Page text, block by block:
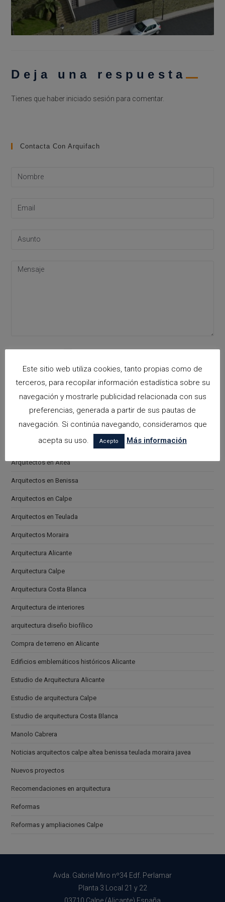
Deja una respuesta
Tienes que haber iniciado sesión para comentar.
Contacta Con Arquifach
arquitectora espacios biofilicos
Arquitectos en Alicante
Arquitectos en Altea
Arquitectos en Benissa
Arquitectos en Calpe
Arquitectos en Teulada
Arquitectos Moraira
Arquitectura Alicante
Arquitectura Calpe
Arquitectura Costa Blanca
Arquitectura de interiores
arquitectura diseño biofílico
Compra de terreno en Alicante
Edificios emblemáticos históricos Alicante
Estudio de Arquitectura Alicante
Estudio de arquitectura Calpe
Estudio de arquitectura Costa Blanca
Manolo Cabrera
Noticias arquitectos calpe altea benissa teulada moraira javea
Nuevos proyectos
Recomendaciones en arquitectura
Reformas
Reformas y ampliaciones Calpe
Avda. Gabriel Miro nº34 Edf. Perlamar
Planta 3 Local 21 y 22
Este sitio web utiliza cookies, tanto propias como de
terceros, para recopilar información estadística sobre su
navegación y mostrarle publicidad relacionada con sus
preferencias, generada a partir de sus pautas de
navegación. Si continúa navegando, consideramos que
acepta su uso.
Acepto Más información